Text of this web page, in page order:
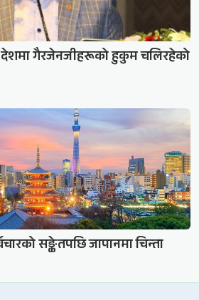
गैरजेनजीहरूको हुकुम चलिरहेको
सङ्केतपछि जापानमा चिन्ता